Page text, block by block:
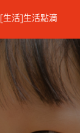
[生活]生活點滴